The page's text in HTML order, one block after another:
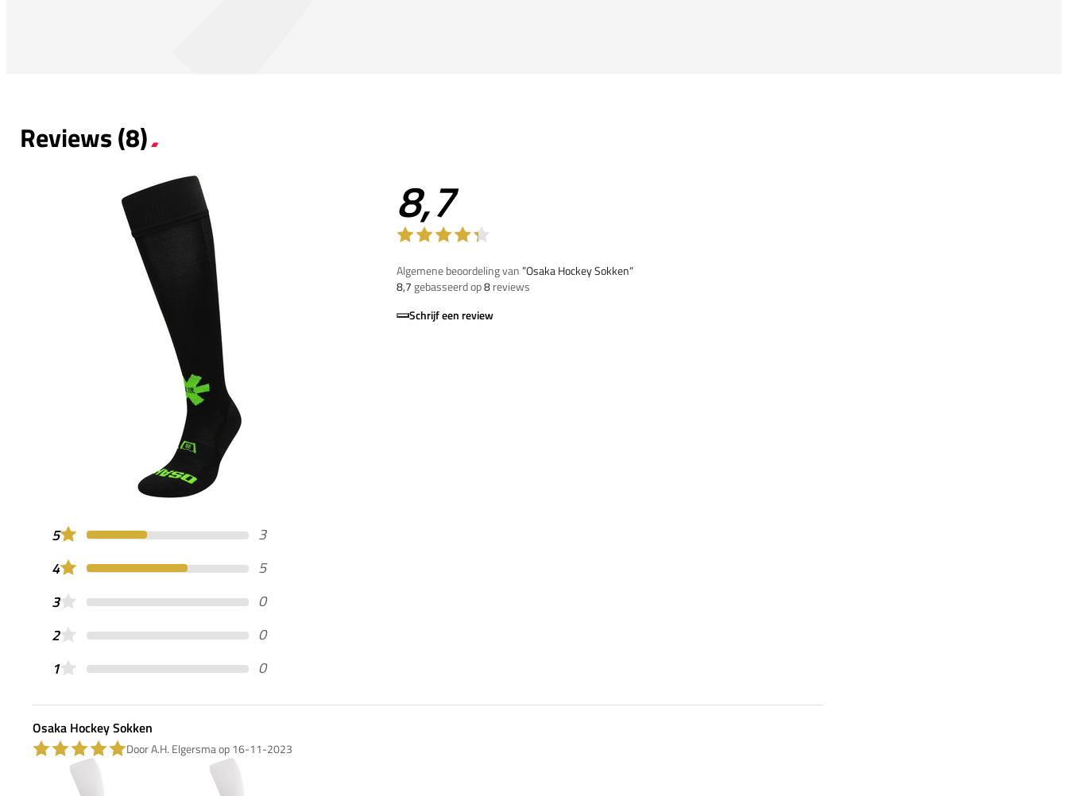
Reviews (8)
8,7
Algemene beoordeling van”Osaka Hockey Sokken“
8,7gebasseerd op8reviews
Schrijf een review
5
3
4
5
3
0
2
0
1
0
Osaka Hockey Sokken
Door A.H. Elgersma op 16-11-2023